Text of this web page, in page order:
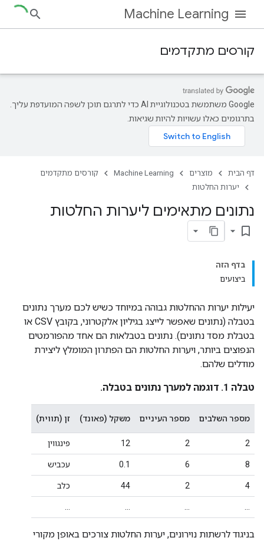
Machine Learning
קורסים מתקדמים
‫Google משתמשת בטכנולוגיית AI כדי לתרגם תוכן לשפה המועדפת עליך.
בתרגומים כאלו עשויות להיות שגיאות.
דף הבית מוצרים Machine Learning
קורסים מתקדמים
יערות החלטות
נתונים מתאימים ליערות החלטות
bookmark_border
בדף הזה
ביצועים
יעילות יערות ההחלטות גבוהה במיוחד כשיש לכם מערך נתונים
בטבלה (נתונים שאפשר לייצג בגיליון אלקטרוני, בקובץ CSV או
בטבלת מסד נתונים). נתונים בטבלאות הם אחד מהפורמטים
הנפוצים ביותר, ויערות החלטות הם הפתרון המומלץ ליצירת
מודלים שלהם.
טבלה 1. דוגמה למערך נתונים בטבלה.
מספר השלבים מספר העיניים משקל (פאונד) זן (תווית)
2
2
12 פינגווין
8
6
0.1 עכביש
4
2
44 כלב
בניגוד לרשתות נוירונים, יערות החלטות צורכים באופן מקורי